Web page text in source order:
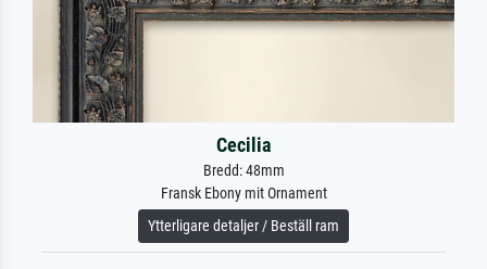
Cecilia
Bredd: 48mm
Fransk Ebony mit Ornament
Ytterligare detaljer / Beställ ram